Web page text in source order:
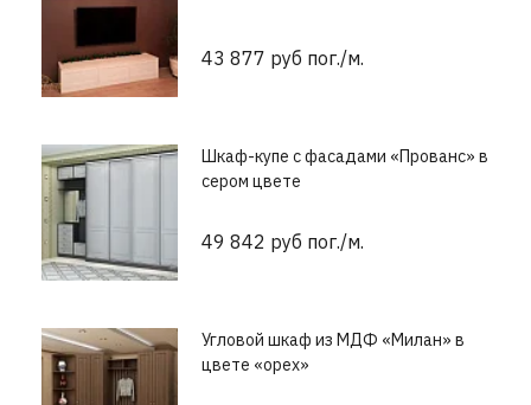
43 877 руб пог./м.
Шкаф-купе с фасадами «Прованс» в
сером цвете
49 842 руб пог./м.
Угловой шкаф из МДФ «Милан» в
цвете «орех»